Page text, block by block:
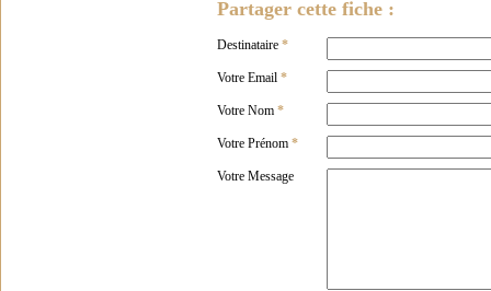
Partager cette fiche :
Destinataire *
Votre Email *
Votre Nom *
Votre Prénom *
Votre Message